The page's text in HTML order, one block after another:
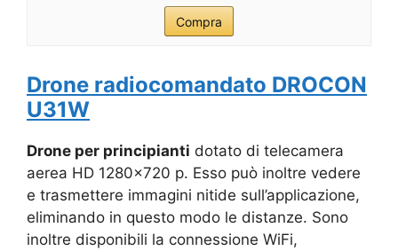
Compra
Drone radiocomandato DROCON
U31W
Drone per principianti dotato di telecamera
aerea HD 1280×720 p. Esso può inoltre vedere
e trasmettere immagini nitide sull’applicazione,
eliminando in questo modo le distanze. Sono
inoltre disponibili la connessione WiFi,